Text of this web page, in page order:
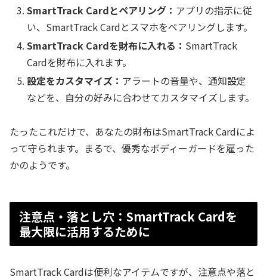
SmartTrack Cardとペアリング： アプリの指示に従
い、SmartTrack Cardとスマホをペアリングします。
SmartTrack Cardを財布に入れる： SmartTrack
Cardを財布に入れます。
設定をカスタマイズ： アラートの音量や、通知設定
などを、自分の好みに合わせてカスタマイズします。
たったこれだけで、あなたの財布はSmartTrack Cardによ
って守られます。まるで、優秀なボディーガードを雇った
かのようです。
注意点・落とし穴：SmartTrack Cardを
最大限に活用するために
SmartTrack Cardは便利なアイテムですが、注意点や落と